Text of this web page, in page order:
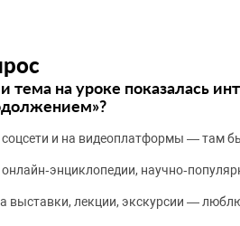
тема на уроке показалась
соцсети и на видеоплатформы — там
онлайн‑энциклопедии,
выставки, лекции, экскурсии —